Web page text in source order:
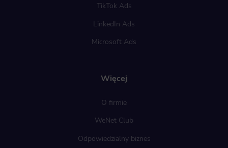
Więcej
O firmie
WeNet Club
Odpowiedzialny biznes
TikTok Ads
LinkedIn Ads
Microsoft Ads